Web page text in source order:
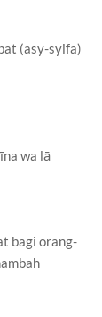
(asy-syifa)
wa lā
bagi orang-